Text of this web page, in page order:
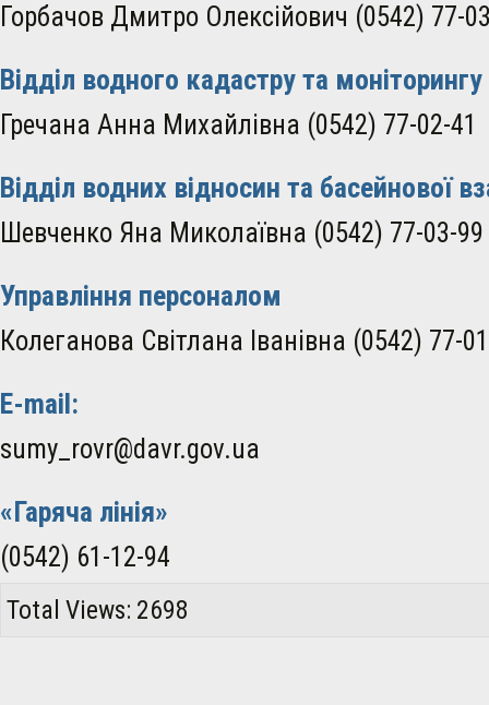
Горбачов Дмитро Олексійович (0542) 77-
Відділ водного кадастру та
Гречана Анна Михайлівна (0542) 77-02-41
Відділ водних відносин та басейнової
Шевченко Яна Миколаївна (0542) 77-03-99
Управління персоналом
Колеганова Світлана Іванівна (0542) 77-
E-mail:
sumy_rovr@davr.gov.ua
«Гаряча лінія»
(0542) 61-12-94
Total Views: 2698